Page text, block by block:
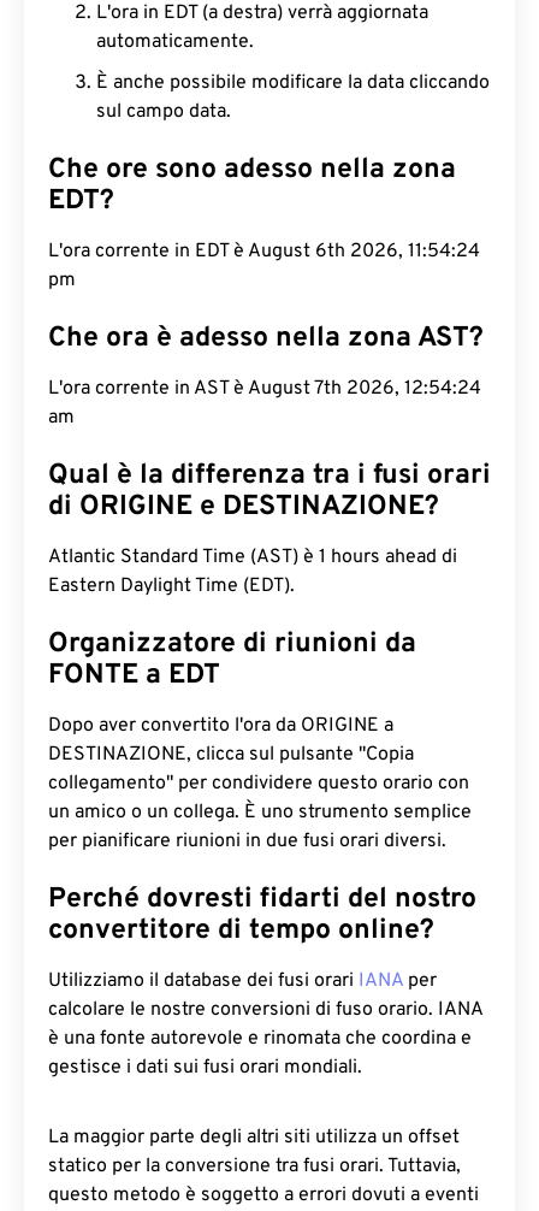
L'ora in EDT (a destra) verrà aggiornata
automaticamente.
È anche possibile modificare la data cliccando
sul campo data.
Che ore sono adesso nella zona
EDT?
L'ora corrente in EDT è August 6th 2026, 11:54:25
pm
Che ora è adesso nella zona AST?
L'ora corrente in AST è August 7th 2026, 12:54:25
am
Qual è la differenza tra i fusi orari
di ORIGINE e DESTINAZIONE?
Atlantic Standard Time (AST) è 1 hours ahead di
Eastern Daylight Time (EDT).
Organizzatore di riunioni da
FONTE a EDT
Dopo aver convertito l'ora da ORIGINE a
DESTINAZIONE, clicca sul pulsante "Copia
collegamento" per condividere questo orario con
un amico o un collega. È uno strumento semplice
per pianificare riunioni in due fusi orari diversi.
Perché dovresti fidarti del nostro
convertitore di tempo online?
Utilizziamo il database dei fusi orari IANA per
calcolare le nostre conversioni di fuso orario. IANA
è una fonte autorevole e rinomata che coordina e
gestisce i dati sui fusi orari mondiali.
La maggior parte degli altri siti utilizza un offset
statico per la conversione tra fusi orari. Tuttavia,
questo metodo è soggetto a errori dovuti a eventi